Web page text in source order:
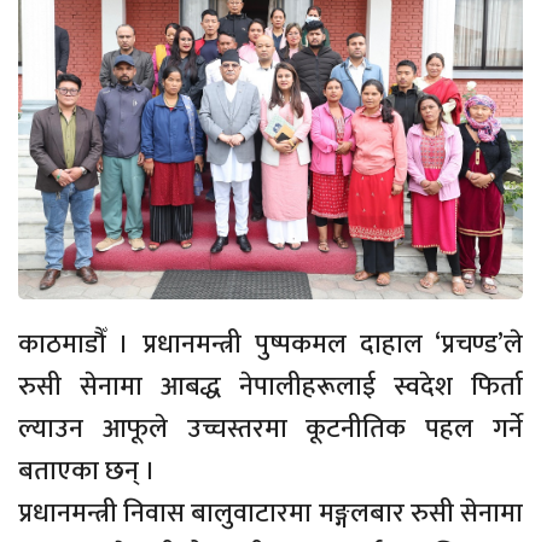
काठमाडौँ । प्रधानमन्त्री पुष्पकमल दाहाल ‘प्रचण्ड’ले
रुसी सेनामा आबद्ध नेपालीहरूलाई स्वदेश फिर्ता
ल्याउन आफूले उच्चस्तरमा कूटनीतिक पहल गर्ने
बताएका छन् ।
प्रधानमन्त्री निवास बालुवाटारमा मङ्गलबार रुसी सेनामा